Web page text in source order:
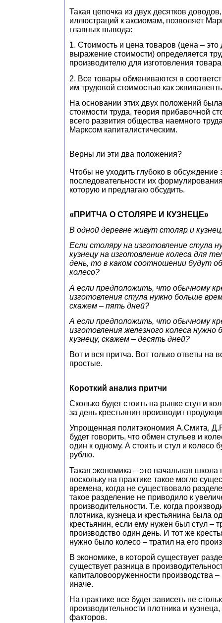
Такая цепочка из двух десятков
иллюстраций к аксиомам, позволяет
главных вывода:
1. Стоимость и цена товаров (цена –
выражение стоимости) определяется
производителю для изготовления
2. Все товары обмениваются в
им трудовой стоимостью как
На основании этих двух положений
стоимости труда, теория прибавочной
всего развития общества наемного
Марксом капиталистическим.
Верны ли эти два положения?
Чтобы не уходить глубоко в обсуждение
последовательности их
которую и предлагаю обсудить.
«ПРИТЧА О СТОЛЯРЕ И КУЗНЕЦЕ»
В одной деревне живут столяр и
Если столяру на изготовление стула
кузнецу на изготовление колеса для
день, то в каком соотношении будут
колесо?
А если предположить, что обычному
изготовления стула нужно больше
скажем – пять дней?
А если предположить, что обычному
изготовления железного колеса нужно
кузнецу, скажем – десять дней?
Вот и вся притча. Вот только ответы на
простые.
Короткий анализ притчи
Сколько будет стоить на рынке стул и
за день крестьянин производит
Упрощенная политэкономия А.Смита,
будет говорить, что обмен стульев и
один к одному. А стоить и стул и колесо
рублю.
Такая экономика – это начальная школа
поскольку на практике такое могло
времена, когда не существовало
такое разделение не приводило к
производительности. Т.е. когда
плотника, кузнеца и крестьянина была
крестьянин, если ему нужен был стул –
производство один день. И тот же
нужно было колесо – тратил на его
В экономике, в которой существует
существует разница в
капиталовооруженности производства
иначе.
На практике все будет зависеть не
производительности плотника и кузнеца,
факторов.